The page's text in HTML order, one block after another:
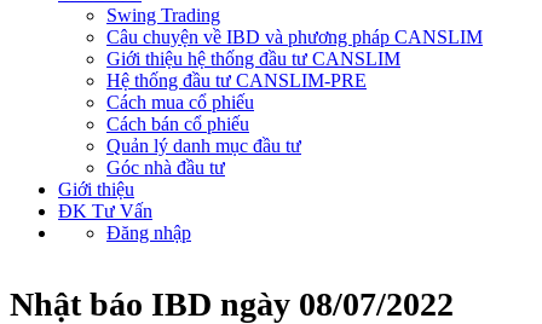
Swing Trading
Câu chuyện về IBD và phương pháp CANSLIM
Giới thiệu hệ thống đầu tư CANSLIM
Hệ thống đầu tư CANSLIM-PRE
Cách mua cổ phiếu
Cách bán cổ phiếu
Quản lý danh mục đầu tư
Góc nhà đầu tư
Giới thiệu
ĐK Tư Vấn
Đăng nhập
Nhật báo IBD ngày 08/07/2022